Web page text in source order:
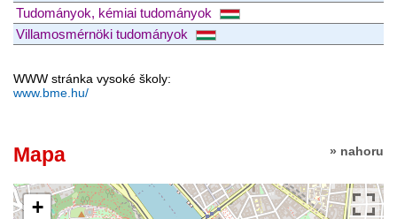
Tudományok, kémiai tudományok
Villamosmérnöki tudományok
WWW stránka vysoké školy:
www.bme.hu/
» nahoru
Mapa
+